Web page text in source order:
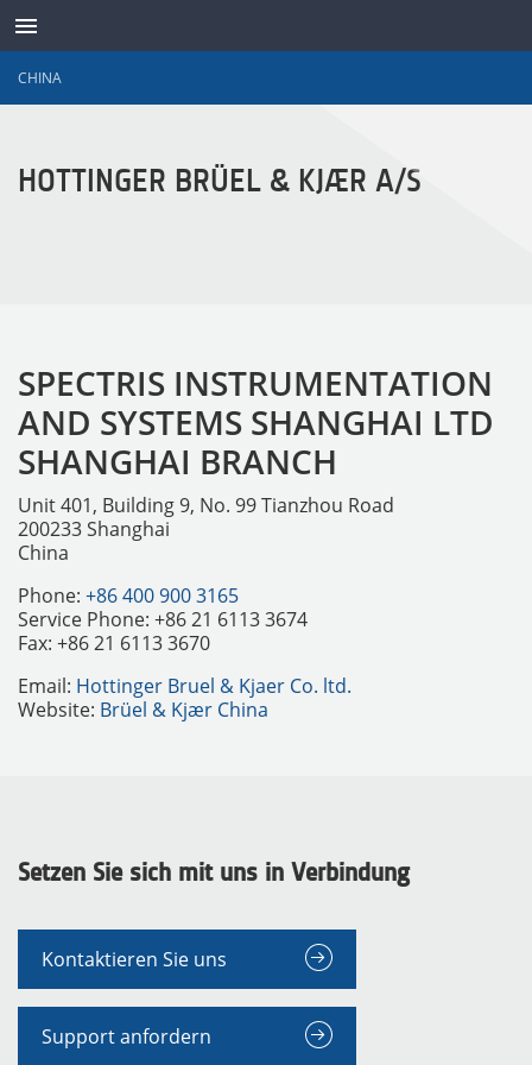
CHINA
HOTTINGER BRÜEL & KJÆR A/S
SPECTRIS INSTRUMENTATION
AND SYSTEMS SHANGHAI LTD
SHANGHAI BRANCH
Unit 401, Building 9, No. 99 Tianzhou Road
200233 Shanghai
China
Phone: +86 400 900 3165
Service Phone: +86 21 6113 3674
Fax: +86 21 6113 3670
Email: Hottinger Bruel & Kjaer Co. ltd.
Website: Brüel & Kjær China
Setzen Sie sich mit uns in Verbindung
Kontaktieren Sie uns
Support anfordern